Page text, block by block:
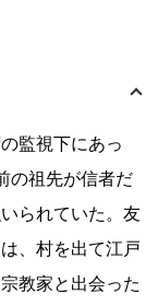
監視下にあっ
の祖先が信者だ
られていた。友
、村を出て江戸
教家と出会った